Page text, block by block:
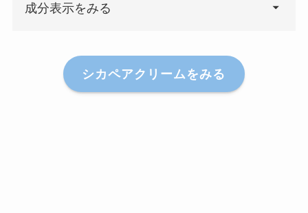
成分表示をみる
シカペアクリームをみる